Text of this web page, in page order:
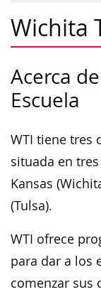
Wichita
Acerca
Escuela
WTI tiene tres
situada en
Kansas
(Tulsa).
WTI ofrece
para dar a los
comenzar sus